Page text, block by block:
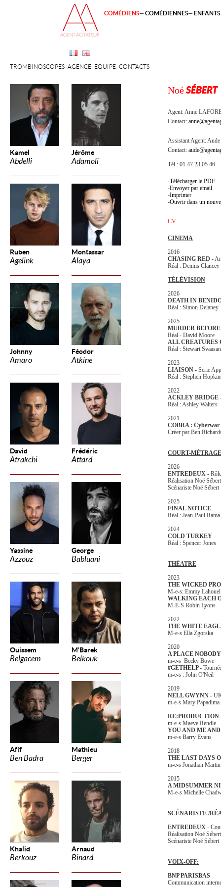
Kamel
Abdelli
Jérôme
Adamoli
Ruben
Agelink
Montassar
Alaya
Johnny
Amaro
Féodor
Atkine
David
Atrakchi
Frédéric
Attard
Yassine
Azzouz
George
Babluani
Ouissem
Belgacem
M'Barek
Belkouk
Afif
Ben Badra
Mathieu
Berger
Khalid
Berkouz
Arnaud
Binard
TROMBINOSCOPES AGENCE ÉQUIPE CONTACTS
COMÉDIENS COMÉDIENNES
NoéSÉBERT
Agent:Anne
Contact:
Assistant Agent:Aude
Contact:
Tél : 01 47 23 05 46
Télécharger le PDF
Envoyer par email
Imprimer
Ouvrir dans un
CV
CINEMA
2016
CHASING RED -
Réal : Dennis Clancey
TÉLÉVISION
2026
DEATH IN
Réal : Simon Delaney
2025
MURDER
Réal - David Moore
ALL CREATURES
Réal : Stewart
2023
LIAISON - Serie
Réal : Stephen
2022
ACKLEY BRIDGE
Réal : Ashley Walters
2021
COBRA : Cyberwar
Créer par Ben
COURT-MÉTRAGE
2026
ENTREDEUX -
Réalisation Noé
Scénariste Noé Sébert
2025
FINAL NOTICE
Réal : Jean-Paul Rama
2024
COLD TURKEY
Réal : Spencer Jones
THÉATRE
2023
THE WICKED
M-e-s: Emmy
WALKING EACH
M-E-S Robin Lyons
2022
THE WHITE
M-e-s Ella Zgorska
2020
A PLACE
m-e-s Becky Bowe
#GETHELP-
m-e-s : John O'Neil
2019
NELL GWYNN -
m-e-s Mary Papadima
RE:PRODUCTION
m-e-s Maeve Rendle
YOU AND ME
m-e-s Barry Evans
2018
THE LAST DAYS
m-e-s Jonathan Martin
2015
A MIDSUMMER
M-e-s Michelle
SCÉNARISTE /
ENTREDEUX -
Réalisation Noé
Scénariste Noé Sébert
VOIX-OFF:
BNP PARISBAS
Communication